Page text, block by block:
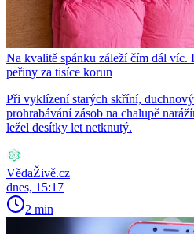
Na kvalitě spánku záleží čím dál víc.
peřiny za tisíce korun
Při vyklízení starých skříní,
prohrabávání zásob na chalupě
ležel desítky let netknutý.
VědaŽivě.cz
dnes, 15:17
2 min